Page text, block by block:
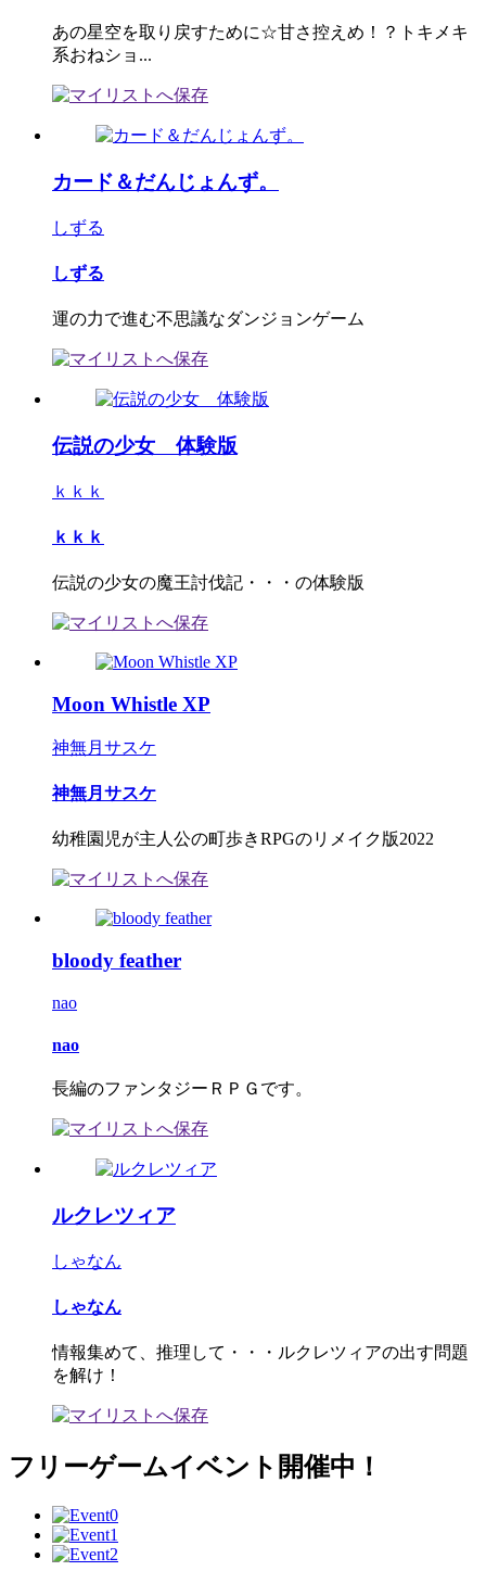
あの星空を取り戻すために☆甘さ控えめ！？トキメキ
系おねショ...
カード＆だんじょんず。
しずる
しずる
運の力で進む不思議なダンジョンゲーム
伝説の少女 体験版
ｋｋｋ
ｋｋｋ
伝説の少女の魔王討伐記・・・の体験版
Moon Whistle XP
神無月サスケ
神無月サスケ
幼稚園児が主人公の町歩きRPGのリメイク版2022
bloody feather
nao
nao
長編のファンタジーＲＰＧです。
ルクレツィア
しゃなん
しゃなん
情報集めて、推理して・・・ルクレツィアの出す問題
を解け！
フリーゲームイベント開催中！